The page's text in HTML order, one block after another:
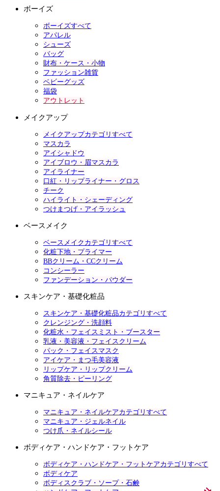
ボーイズ
ボーイズすべて
アパレル
シューズ
バッグ
財布・ケース・小物
ファッション雑貨
ベビーグッズ
福袋
アウトレット
メイクアップ
メイクアップカテゴリすべて
マスカラ
アイシャドウ
アイブロウ・眉マスカラ
アイライナー
口紅・リップライナー・グロス
チーク
ハイライト・シェーディング
つけまつげ・アイラッシュ
ベースメイク
ベースメイクカテゴリすべて
化粧下地・プライマー
BBクリーム・CCクリーム
コンシーラー
ファンデーション・パウダー
スキンケア・基礎化粧品
スキンケア・基礎化粧品カテゴリすべて
クレンジング・洗顔料
化粧水・フェイスミスト・ブースター
乳液・美容液・フェイスクリーム
パック・フェイスマスク
アイケア・まつ毛美容液
リップケア・リップクリーム
角質除去・ピーリング
マニキュア・ネイルケア
マニキュア・ネイルケアカテゴリすべて
マニキュア・ジェルネイル
つけ爪・ネイルシール
ボディケア・ハンドケア・フットケア
ボディケア・ハンドケア・フットケアカテゴリすべて
ボディケア
ボディスクラブ・ソープ・石鹸